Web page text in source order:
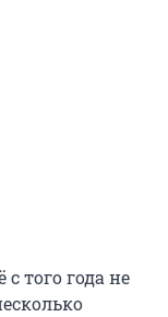
того года не